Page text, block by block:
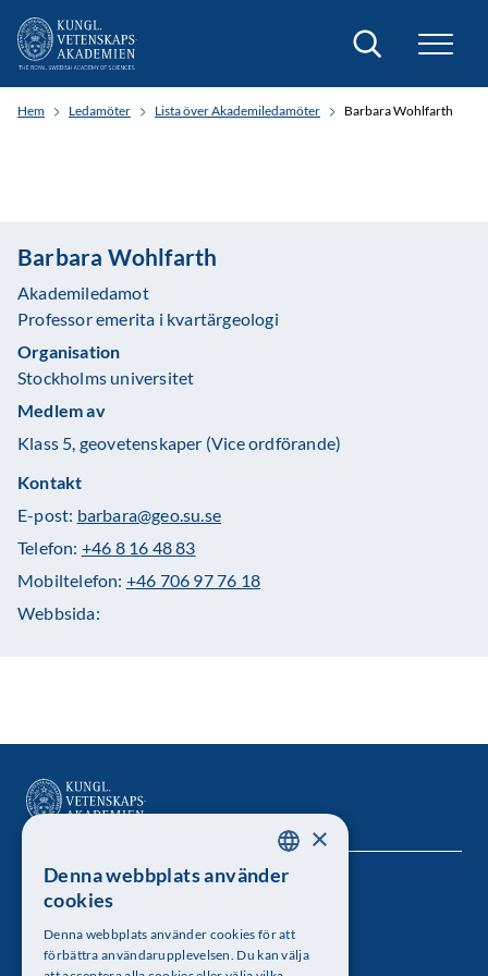
Sök
Hem Ledamöter Lista över Akademiledamöter Barbara Wohlfarth
Barbara Wohlfarth
Akademiledamot
Professor emerita i kvartärgeologi
Organisation
Stockholms universitet
Medlem av
Klass 5, geovetenskaper (Vice ordförande)
Kontakt
E-post: barbara@geo.su.se
Telefon: +46 8 16 48 83
Mobiltelefon: +46 706 97 76 18
Webbsida:
Kungl. Vetenskapsakademien
Besöksadress: Lilla Frescativägen 4A
SWEDISH
×
Denna webbplats använder
cookies
Denna webbplats använder cookies för att
förbättra användarupplevelsen. Du kan välja